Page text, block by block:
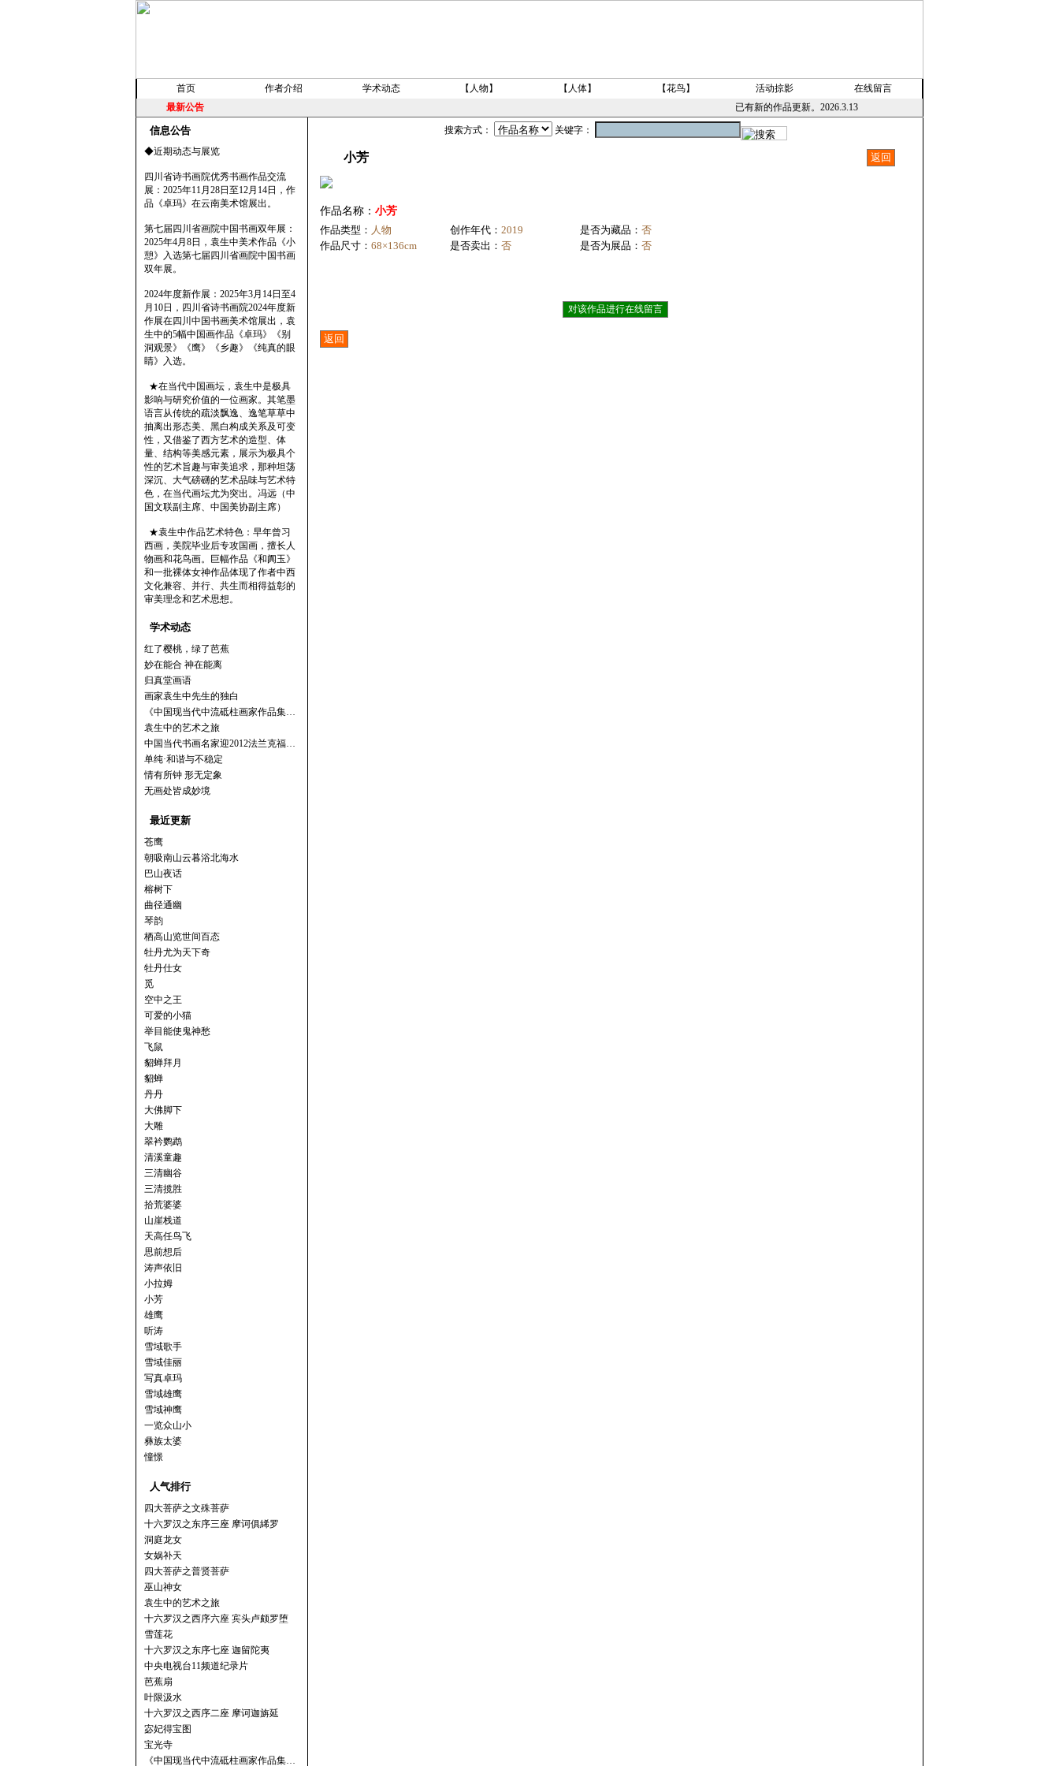
首页 作者介绍 学术动态 【人物】 【人体】 【花鸟】 活动掠影
在线留言
最新公告
已有新的作品更新。2026.3.13
信息公告
◆近期动态与展览
四川省诗书画院优秀书画作品交流
展：2025年11月28日至12月14日，作
品《卓玛》在云南美术馆展出。
第七届四川省画院中国书画双年展：
2025年4月8日，袁生中美术作品《小
憩》入选第七届四川省画院中国书画
双年展。
2024年度新作展：2025年3月14日至4
月10日，四川省诗书画院2024年度新
作展在四川中国书画美术馆展出，袁
生中的5幅中国画作品《卓玛》《别
洞观景》《鹰》《乡趣》《纯真的眼
睛》入选。
★在当代中国画坛，袁生中是极具
影响与研究价值的一位画家。其笔墨
语言从传统的疏淡飘逸、逸笔草草中
抽离出形态美、黑白构成关系及可变
性，又借鉴了西方艺术的造型、体
量、结构等美感元素，展示为极具个
性的艺术旨趣与审美追求，那种坦荡
深沉、大气磅礴的艺术品味与艺术特
色，在当代画坛尤为突出。冯远（中
国文联副主席、中国美协副主席）
★袁生中作品艺术特色：早年曾习
西画，美院毕业后专攻国画，擅长人
物画和花鸟画。巨幅作品《和阗玉》
和一批裸体女神作品体现了作者中西
文化兼容、并行、共生而相得益彰的
审美理念和艺术思想。
学术动态
红了樱桃，绿了芭蕉
妙在能合 神在能离
归真堂画语
画家袁生中先生的独白
《中国现当代中流砥柱画家作品集…
袁生中的艺术之旅
中国当代书画名家迎2012法兰克福…
单纯·和谐与不稳定
情有所钟 形无定象
无画处皆成妙境
最近更新
苍鹰
朝吸南山云暮浴北海水
巴山夜话
榕树下
曲径通幽
琴韵
栖高山览世间百态
牡丹尤为天下奇
牡丹仕女
觅
空中之王
可爱的小猫
举目能使鬼神愁
飞鼠
貂蝉拜月
貂蝉
丹丹
大佛脚下
大雕
翠衿鹦鹉
清溪童趣
三清幽谷
三清揽胜
拾荒婆婆
山崖栈道
天高任鸟飞
思前想后
涛声依旧
小拉姆
小芳
雄鹰
听涛
雪域歌手
雪域佳丽
写真卓玛
雪域雄鹰
雪域神鹰
一览众山小
彝族太婆
憧憬
人气排行
四大菩萨之文殊菩萨
十六罗汉之东序三座 摩诃俱絺罗
洞庭龙女
女娲补天
四大菩萨之普贤菩萨
巫山神女
袁生中的艺术之旅
十六罗汉之西序六座 宾头卢颇罗堕
雪莲花
十六罗汉之东序七座 迦留陀夷
中央电视台11频道纪录片
芭蕉扇
叶限汲水
十六罗汉之西序二座 摩诃迦旃延
宓妃得宝图
宝光寺
《中国现当代中流砥柱画家作品集…
搜索方式： 关键字：
小芳
作品名称： 小芳
作品类型： 人物 创作年代： 2019 是否为藏品： 否
作品尺寸： 68×136cm 是否卖出： 否 是否为展品： 否